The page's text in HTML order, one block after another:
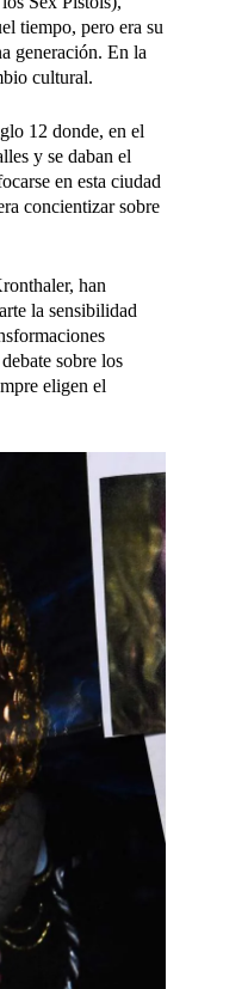
tiempo, pero era su
generación. En la
cultural.
12 donde, en el
y se daban el
en esta ciudad
concientizar sobre
han
la sensibilidad
sobre los
eligen el